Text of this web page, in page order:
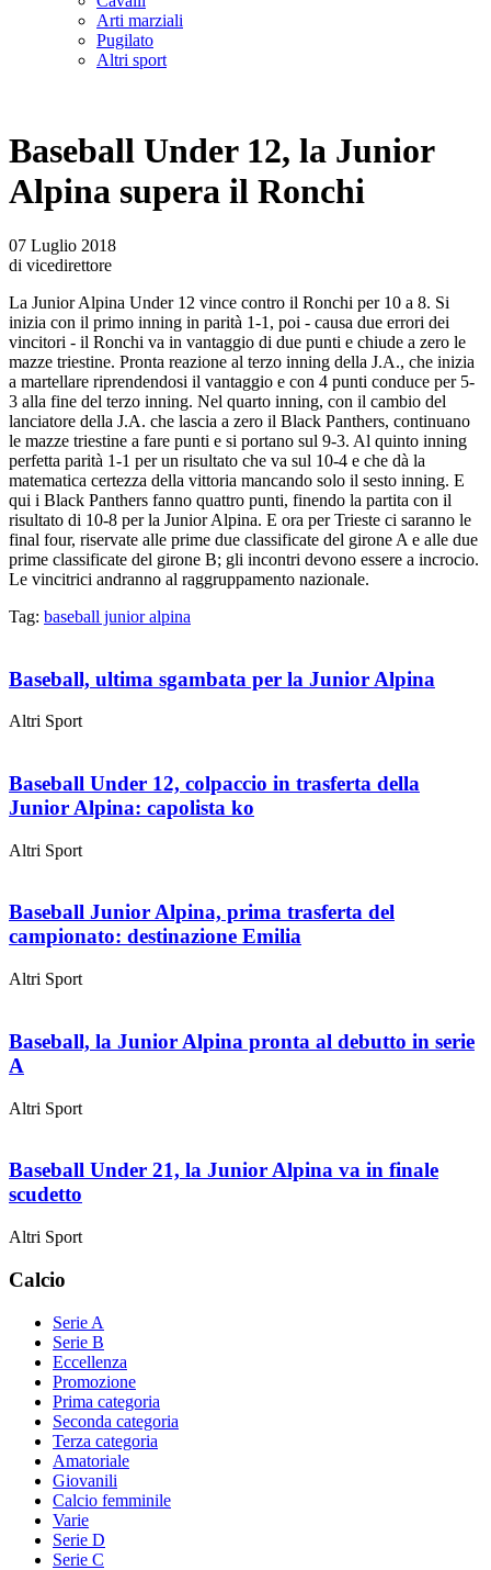
Arti marziali
Pugilato
Altri sport
Baseball Under 12, la Junior
Alpina supera il Ronchi
07 Luglio 2018
di vicedirettore
La Junior Alpina Under 12 vince contro il Ronchi per 10 a 8. Si
inizia con il primo inning in parità 1-1, poi - causa due errori dei
vincitori - il Ronchi va in vantaggio di due punti e chiude a zero le
mazze triestine. Pronta reazione al terzo inning della J.A., che inizia
a martellare riprendendosi il vantaggio e con 4 punti conduce per 5-
3 alla fine del terzo inning. Nel quarto inning, con il cambio del
lanciatore della J.A. che lascia a zero il Black Panthers, continuano
le mazze triestine a fare punti e si portano sul 9-3. Al quinto inning
perfetta parità 1-1 per un risultato che va sul 10-4 e che dà la
matematica certezza della vittoria mancando solo il sesto inning. E
qui i Black Panthers fanno quattro punti, finendo la partita con il
risultato di 10-8 per la Junior Alpina. E ora per Trieste ci saranno le
final four, riservate alle prime due classificate del girone A e alle due
prime classificate del girone B; gli incontri devono essere a incrocio.
Le vincitrici andranno al raggruppamento nazionale.
Tag: baseball junior alpina
Baseball, ultima sgambata per la Junior Alpina
Altri Sport
Baseball Under 12, colpaccio in trasferta della
Junior Alpina: capolista ko
Altri Sport
Baseball Junior Alpina, prima trasferta del
campionato: destinazione Emilia
Altri Sport
Baseball, la Junior Alpina pronta al debutto in serie
A
Altri Sport
Baseball Under 21, la Junior Alpina va in finale
scudetto
Altri Sport
Calcio
Serie A
Serie B
Eccellenza
Promozione
Prima categoria
Seconda categoria
Terza categoria
Amatoriale
Giovanili
Calcio femminile
Varie
Serie D
Serie C